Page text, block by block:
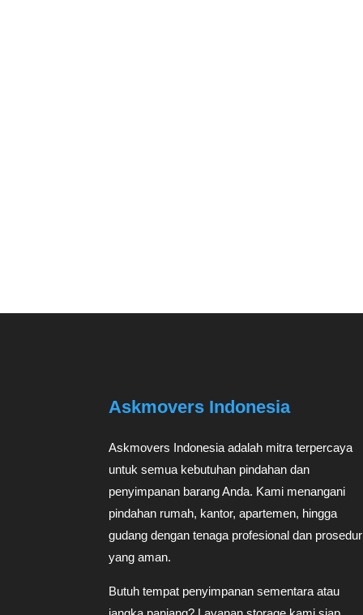
Askmovers Indonesia
Askmovers Indonesia adalah mitra terpercaya
untuk semua kebutuhan pindahan dan
penyimpanan barang Anda. Kami menangani
pindahan rumah, kantor, apartemen, hingga
gudang dengan tenaga profesional dan prosedur
yang aman.
Butuh tempat penyimpanan sementara atau